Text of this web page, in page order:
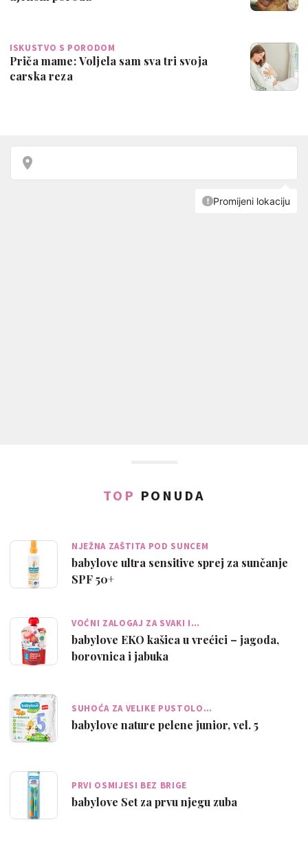
ISKUSTVO S PORODOM
Priča mame: Voljela sam sva tri svoja
carska reza
TOP PONUDA
NJEŽNA ZAŠTITA POD SUNCEM
babylove ultra sensitive sprej za sunčanje
SPF 50+
VOĆNI ZALOGAJ ZA SVAKI I…
babylove EKO kašica u vrećici – jagoda,
borovnica i jabuka
SUHOĆA ZA VELIKE PUSTOLO…
babylove nature pelene junior, vel. 5
PRVI OSMIJESI BEZ BRIGE
babylove Set za prvu njegu zuba